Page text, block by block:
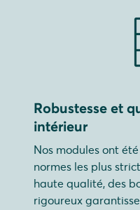
Robustesse et
intérieur
Nos modules ont
normes les plus
haute qualité, des
rigoureux